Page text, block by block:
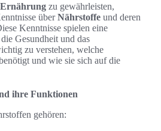
Ernährung zu gewährleisten,
überNährstoffe und deren
Kenntnisse spielen eine
Gesundheit und das
zu verstehen, welche
und wie sie sich auf die
ihre Funktionen
gehören: